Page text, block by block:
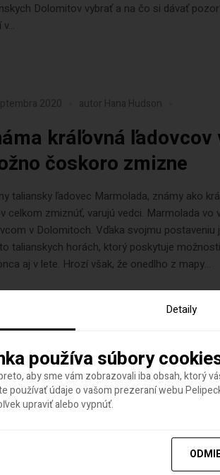
Dolomitov vybrať a na čo si dávať
2020 autor Hana Hudson
kráľovná
čoskoro zmizne
taliansky ľadovec Marmolada, známy ako
celkom zmiznúť, varujú vedci. Marmolada vo
v Dolomitoch. Vďaka svojmu postaveniu
talianskych horách, ktorý poskytuje
aj v lete. Hrozí však, že onedlho z mapy...
tohto týždňa
Detaily
používa súbory
aby sme vám zobrazovali iba obsah, ktorý
používať údaje o vašom prezeraní webu
upraviť alebo vypnúť.